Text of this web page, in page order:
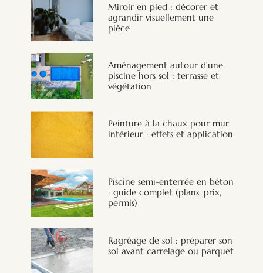
Miroir en pied : décorer et
agrandir visuellement une
pièce
Aménagement autour d’une
piscine hors sol : terrasse et
végétation
Peinture à la chaux pour mur
intérieur : effets et application
Piscine semi-enterrée en béton
: guide complet (plans, prix,
permis)
Ragréage de sol : préparer son
sol avant carrelage ou parquet